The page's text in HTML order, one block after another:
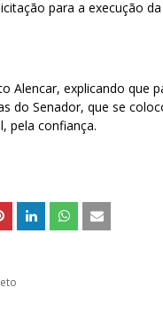
para a execução
Alencar, explicando que
do Senador, que se
pela confiança.